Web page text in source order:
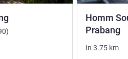
ALL)
Bewertungen
)
Homm
Prabang
In 3.75 km